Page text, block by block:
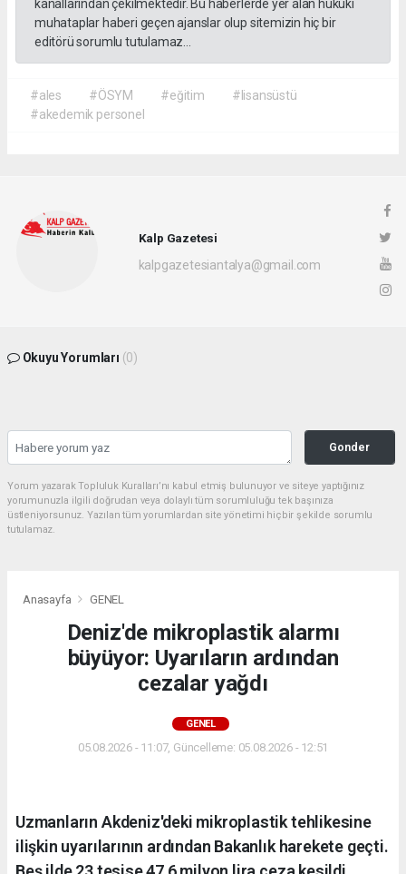
kanallarından çekilmektedir. Bu haberlerde yer alan hukuki
muhataplar haberi geçen ajanslar olup sitemizin hiç bir
editörü sorumlu tutulamaz...
#ales #ÖSYM #eğitim
#lisansüstü
#akedemik personel
Kalp Gazetesi
kalpgazetesiantalya@gmail.com
Okuyu Yorumları (0)
Gonder
Yorum yazarak Topluluk Kuralları’nı kabul etmiş bulunuyor ve siteye yaptığınız
yorumunuzla ilgili doğrudan veya dolaylı tüm sorumluluğu tek başınıza
üstleniyorsunuz. Yazılan tüm yorumlardan site yönetimi hiçbir şekilde sorumlu
tutulamaz.
Anasayfa GENEL
Deniz'de mikroplastik alarmı
büyüyor: Uyarıların ardından
cezalar yağdı
GENEL
05.08.2026 - 11:07, Güncelleme: 05.08.2026 - 12:51
Uzmanların Akdeniz'deki mikroplastik tehlikesine
ilişkin uyarılarının ardından Bakanlık harekete geçti.